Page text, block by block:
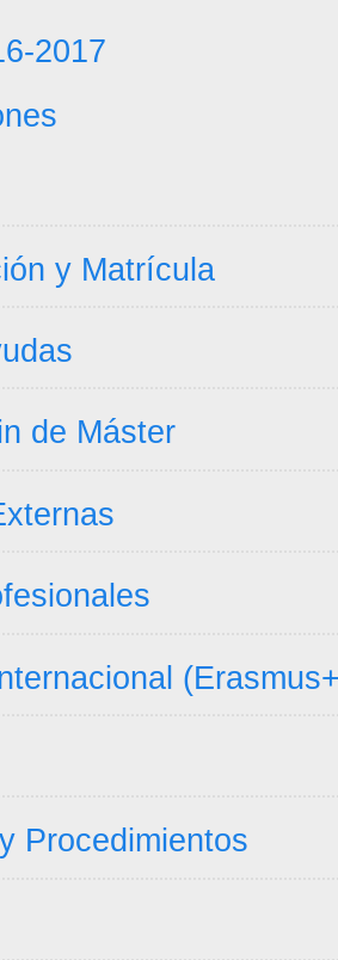
2017
y Matrícula
de Máster
Procedimientos